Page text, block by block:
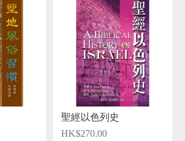
聖經以色列史
HK$270.00